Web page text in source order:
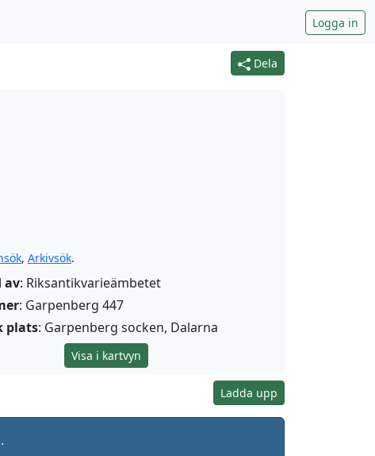
Logga in
Dela
, Arkivsök.
av: Riksantikvarieämbetet
: Garpenberg 447
plats: Garpenberg socken, Dalarna
Visa i kartvyn
Ladda upp